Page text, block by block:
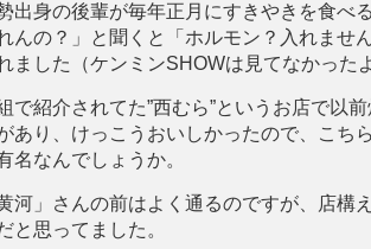
出身の後輩が毎年正月にすきやきを食べ
んの？」と聞くと「ホルモン？入れませ
ました（ケンミンSHOWは見てなかった
で紹介されてた”西むら”というお店で以
あり、けっこうおいしかったので、こち
名なんでしょうか。
黄河」さんの前はよく通るのですが、店構
と思ってました。